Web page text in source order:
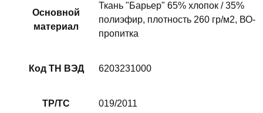
Основной
материал
Ткань "Барьер" 65% хлопок / 35%
полиэфир, плотность 260 гр/м2, ВО-
пропитка
Код ТН ВЭД 6203231000
ТР/ТС 019/2011